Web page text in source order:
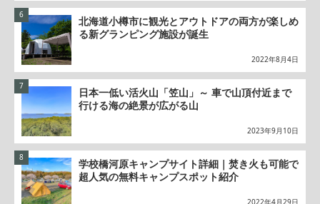
北海道小樽市に観光とアウトドアの両方が楽しめ
る新グランピング施設が誕生
2022年8月4日
日本一低い活火山「笠山」～ 車で山頂付近まで
行ける海の絶景が広がる山
2023年9月10日
学校橋河原キャンプサイト詳細｜焚き火も可能で
超人気の無料キャンプスポット紹介
2022年4月29日